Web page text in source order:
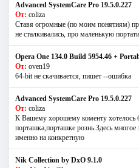
Advanced SystemCare Pro 19.5.0.227
От: coliza
Ставя огромные (по моим понятиям)
не сталкивались, про маленькую
Opera One 134.0 Build 5954.46 +
От: oven19
64-bit не скачивается, пишет --ошибка
Advanced SystemCare Pro 19.5.0.227
От: coliza
К Вашему хорошему коменту хотелось
порташка,порташке рознь.Здесь многое
именно на конкретную
Nik Collection by DxO 9.1.0